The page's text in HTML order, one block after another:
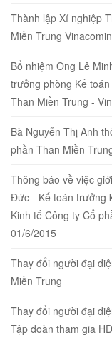
Thành lập Xí nghiệp
Miền Trung Vinacomin
Bổ nhiệm Ông Lê
trưởng phòng Kế
Than Miền Trung -
Bà Nguyễn Thị Anh
phần Than Miền
Thông báo về việc
Đức - Kế toán trưởng
Kinh tế Công ty Cổ
01/6/2015
Thay đổi người đại
Miền Trung
Thay đổi người đại
Tập đoàn tham gia